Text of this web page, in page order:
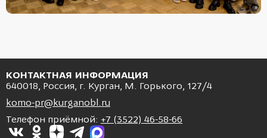
КОНТАКТНАЯ ИНФОРМАЦИЯ
640018, Россия, г. Курган, М. Горького, 127/4
komo-pr@kurganobl.ru
Телефон приёмной: +7 (3522) 46-58-66